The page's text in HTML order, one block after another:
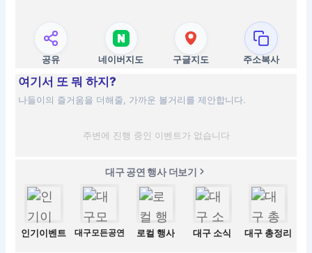
공유 네이버지도 구글지도 주소복사
여기서 또 뭐 하지?
나들이의 즐거움을 더해줄, 가까운 볼거리를 제안합니다.
주변에 진행 중인 이벤트가 없습니다
대구 공연 행사 더보기
인기이벤트 대구모든공연 로컬 행사 대구 소식 대구 총정리